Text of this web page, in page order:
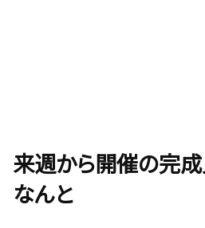
来週から開催の完
なんと